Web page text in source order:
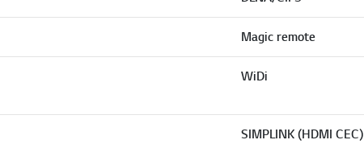
Magic remote
WiDi
SIMPLINK (HDMI CEC)